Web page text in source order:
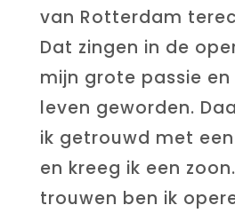
van Rotterdam
Dat zingen in de
mijn grote passie
leven geworden.
ik getrouwd met
en kreeg ik een
trouwen ben ik